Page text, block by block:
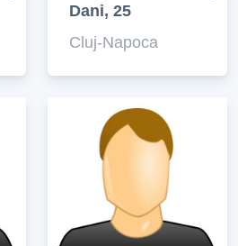
Dani, 25
Cluj-Napoca